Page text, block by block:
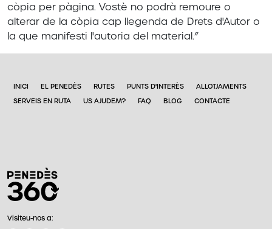
còpia per pàgina. Vostè no podrà remoure o
alterar de la còpia cap llegenda de Drets d'Autor o
la que manifesti l'autoria del material.”
INICI EL PENEDÈS RUTES PUNTS D'INTERÈS
ALLOTJAMENTS
SERVEIS EN RUTA
US AJUDEM? FAQ BLOG CONTACTE
Visiteu-nos a: